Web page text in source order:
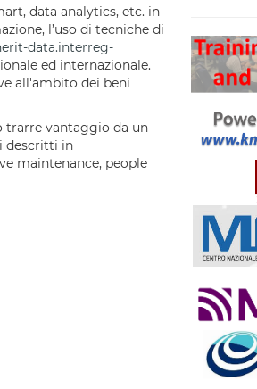
data analytics, etc. in
l’uso di tecniche di
data.interreg-
ed internazionale.
all'ambito dei beni
trarre vantaggio da un
descritti in
maintenance, people